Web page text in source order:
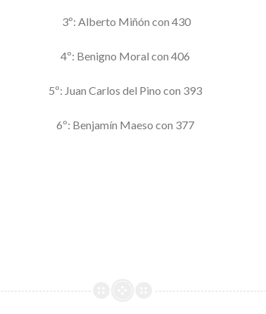
3º: Alberto Miñón con 430
4º: Benigno Moral con 406
5º: Juan Carlos del Pino con 393
6º: Benjamín Maeso con 377